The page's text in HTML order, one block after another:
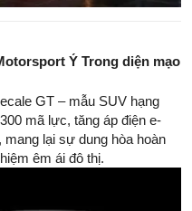
Ý Trong diện mạo
GT – mẫu SUV hạng
mã lực, tăng áp điện e-
lại sự dung hòa hoàn
êm ái đô thị.